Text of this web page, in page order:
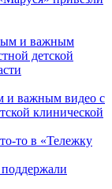
и важным видео с
клинической
то в «Тележку